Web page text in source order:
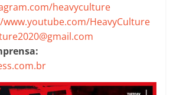
heavyculture
HeavyCulture